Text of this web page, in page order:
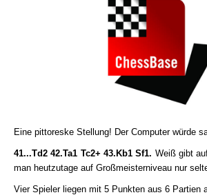
Eine pittoreske Stellung! Der Computer würde
41...Td2 42.Ta1 Tc2+ 43.Kb1 Sf1. Weiß gibt
man heutzutage auf Großmeisterniveau nur
Vier Spieler liegen mit 5 Punkten aus 6 Partien